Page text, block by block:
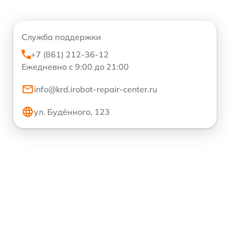
Служба поддержки
+7 (861) 212-36-12
Ежедневно с 9:00 до 21:00
info@krd.irobot-repair-center.ru
ул. Будённого, 123